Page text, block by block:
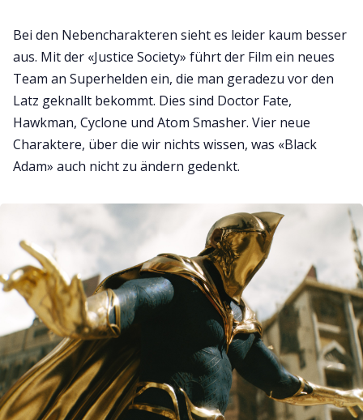
Bei den Nebencharakteren sieht es leider kaum besser
aus. Mit der «Justice Society» führt der Film ein neues
Team an Superhelden ein, die man geradezu vor den
Latz geknallt bekommt. Dies sind Doctor Fate,
Hawkman, Cyclone und Atom Smasher. Vier neue
Charaktere, über die wir nichts wissen, was «Black
Adam» auch nicht zu ändern gedenkt.